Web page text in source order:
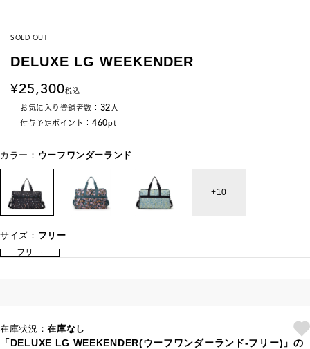
SOLD OUT
DELUXE LG WEEKENDER
25,300税込
お気に入り登録者数： 32人
付与予定ポイント： 460pt
カラー： ウーフワンダーランド
10
サイズ： フリー
フリー
在庫状況：在庫なし
「DELUXE LG WEEKENDER(ウーフワンダーランド-フリー)」の